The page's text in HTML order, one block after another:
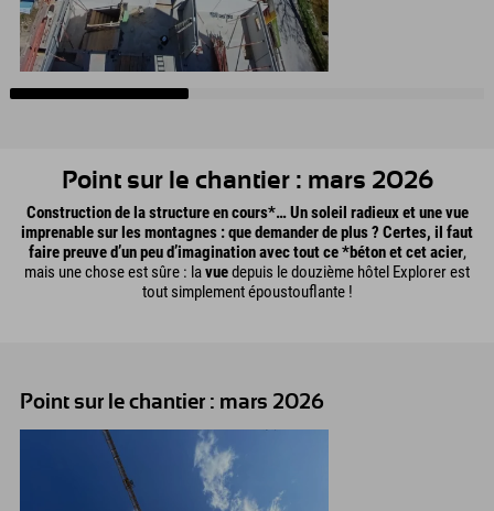
Point sur le chantier : mars 2026
Construction de la structure en cours*… Un soleil radieux et une vue
imprenable sur les montagnes : que demander de plus ? Certes, il faut
faire preuve d’un peu d’imagination avec tout ce *béton et cet acier,
mais une chose est sûre : lavuedepuis le douzième hôtel Explorer est
tout simplement époustouflante !
Point sur le chantier : mars 2026